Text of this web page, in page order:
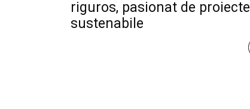
riguros, pasionat de proiecte
sustenabile